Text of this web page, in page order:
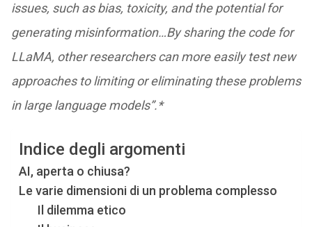
issues, such as bias, toxicity, and the potential for
generating misinformation…By sharing the code for
LLaMA, other researchers can more easily test new
approaches to limiting or eliminating these problems
in large language models”.*
Indice degli argomenti
AI, aperta o chiusa?
Le varie dimensioni di un problema complesso
Il dilemma etico